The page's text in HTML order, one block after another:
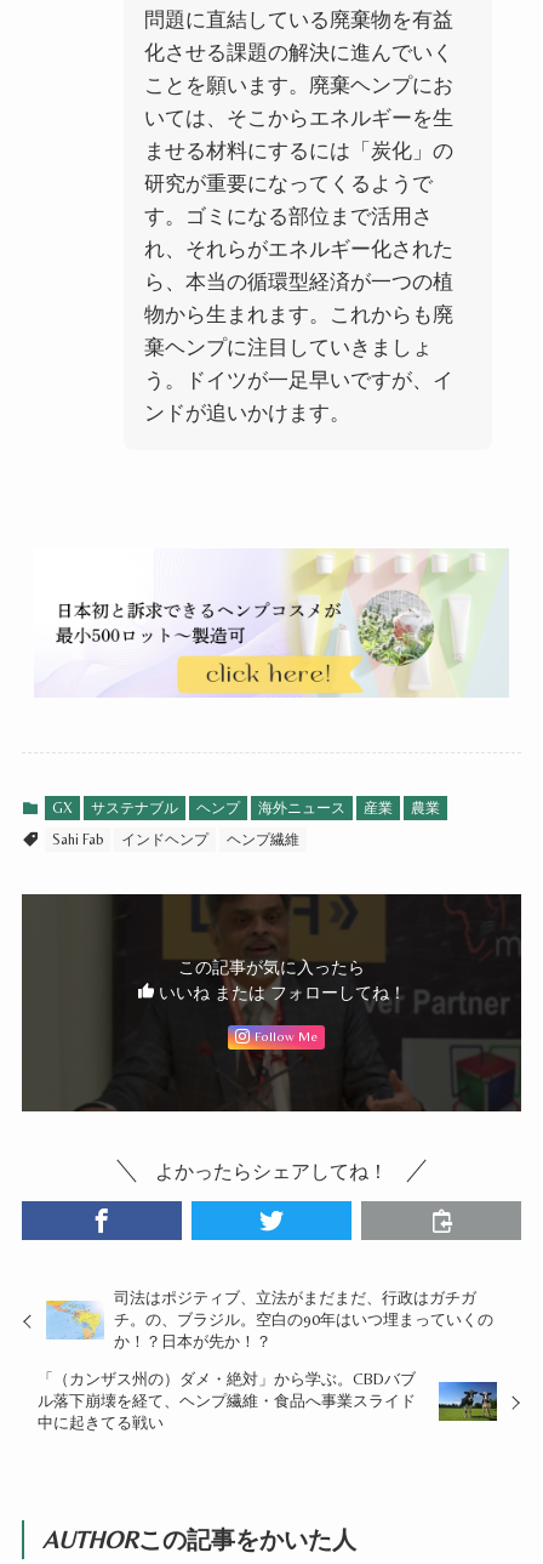
問題に直結している廃棄物を有益
化させる課題の解決に進んでいく
ことを願います。廃棄ヘンプにお
いては、そこからエネルギーを生
ませる材料にするには「炭化」の
研究が重要になってくるようで
す。ゴミになる部位まで活用さ
れ、それらがエネルギー化された
ら、本当の循環型経済が一つの植
物から生まれます。これからも廃
棄ヘンプに注目していきましょ
う。ドイツが一足早いですが、イ
ンドが追いかけます。
GX サステナブル ヘンプ 海外ニュース 産業
農業
Sahi Fab
インドヘンプ ヘンプ繊維
この記事が気に入ったら
いいね または フォローしてね！
Follow Me
よかったらシェアしてね！
司法はポジティブ、立法がまだまだ、行政はガチガ
チ。の、ブラジル。空白の90年はいつ埋まっていくの
か！？日本が先か！？
「（カンザス州の）ダメ・絶対」から学ぶ。CBDバブ
ル落下崩壊を経て、ヘンプ繊維・食品へ事業スライド
中に起きてる戦い
AUTHORこの記事をかいた人